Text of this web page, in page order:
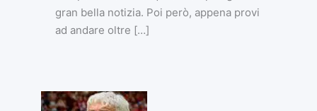
gran bella notizia. Poi però, appena provi
ad andare oltre […]